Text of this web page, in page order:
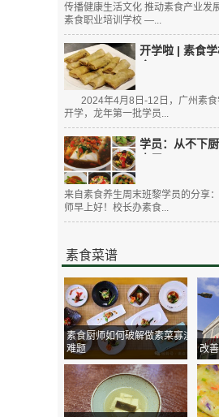
传播健康生活文化 推动素食产业发
素食职业培训学校 —...
开学啦 | 素食
食...
2024年4月8日-12日，广州素食
开学，龙年第一批学员...
学员：从不下
来自素食养生周末班黎学员的分
师早上好！校长办素食...
素食菜谱
素食厨师如何破解做素菜寡淡
难题
改